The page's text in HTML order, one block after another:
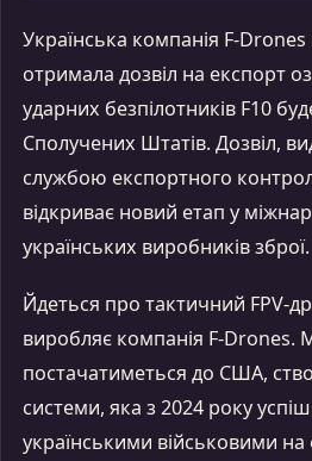
Українська компанія F-
отримала дозвіл на експорт
ударних безпілотників F10
Сполучених Штатів. Дозвіл,
службою експортного
відкриває новий етап у
українських виробників зброї.
Йдеться про тактичний FPV-
виробляє компанія F-Drones.
постачатиметься до США,
системи, яка з 2024 року
українськими військовими на